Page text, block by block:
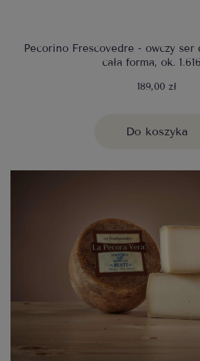
Pecorino Frescovedre - owczy ser
cała forma, ok.
189,00 zł
Do koszyka